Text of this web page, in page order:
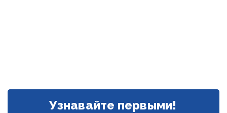
Узнавайте первыми!